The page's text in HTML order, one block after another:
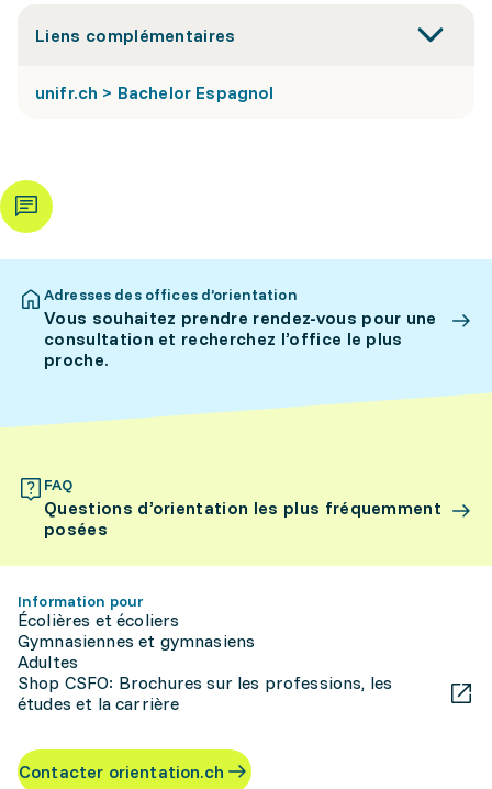
Liens complémentaires
unifr.ch > Bachelor Espagnol
Adresses des offices d’orientation
Vous souhaitez prendre rendez-vous pour une
consultation et recherchez l’office le plus
proche.
FAQ
Questions d’orientation les plus fréquemment
posées
Information pour
Écolières et écoliers
Gymnasiennes et gymnasiens
Adultes
Shop CSFO: Brochures sur les professions, les
études et la carrière
Contacter orientation.ch